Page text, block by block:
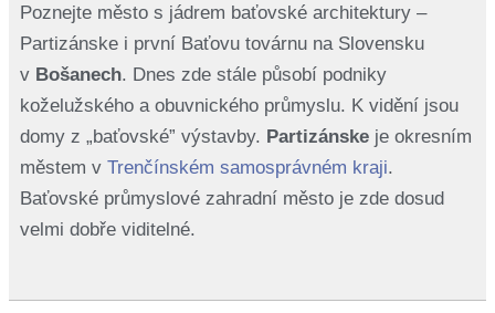
Poznejte město s jádrem baťovské architektury –
Partizánske i první Baťovu továrnu na Slovensku
v Bošanech. Dnes zde stále působí podniky
koželužského a obuvnického průmyslu. K vidění jsou
domy z „baťovské” výstavby. Partizánske je okresním
městem v Trenčínském samosprávném kraji.
Baťovské průmyslové zahradní město je zde dosud
velmi dobře viditelné.